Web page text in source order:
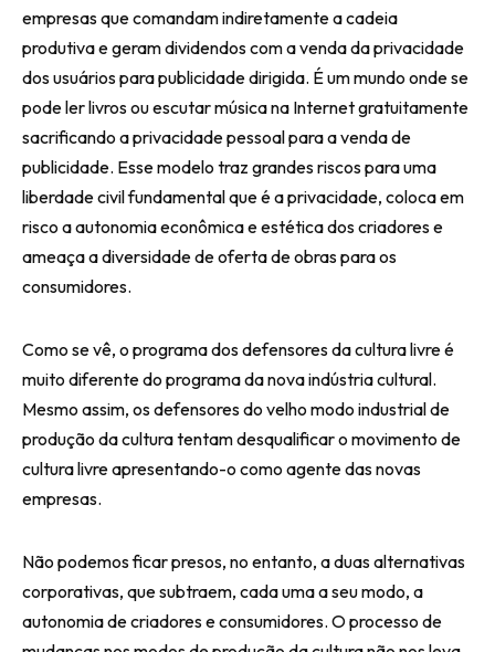
empresas que comandam indiretamente a cadeia
produtiva e geram dividendos com a venda da privacidade
dos usuários para publicidade dirigida. É um mundo onde se
pode ler livros ou escutar música na Internet gratuitamente
sacrificando a privacidade pessoal para a venda de
publicidade. Esse modelo traz grandes riscos para uma
liberdade civil fundamental que é a privacidade, coloca em
risco a autonomia econômica e estética dos criadores e
ameaça a diversidade de oferta de obras para os
consumidores.
Como se vê, o programa dos defensores da cultura livre é
muito diferente do programa da nova indústria cultural.
Mesmo assim, os defensores do velho modo industrial de
produção da cultura tentam desqualificar o movimento de
cultura livre apresentando-o como agente das novas
empresas.
Não podemos ficar presos, no entanto, a duas alternativas
corporativas, que subtraem, cada uma a seu modo, a
autonomia de criadores e consumidores. O processo de